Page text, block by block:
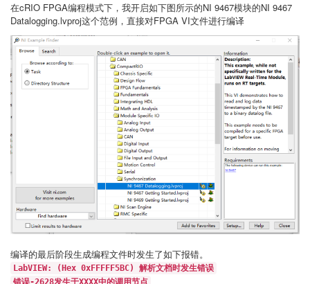
在cRIO FPGA编程模式下，我开启如下图所示的NI 9467模块的NI 9467
Datalogging.lvproj这个范例，直接对FPGA VI文件进行编译
编译的最后阶段生成编程文件时发生了如下报错。
LabVIEW: (Hex 0xFFFFF5BC) 解析文档时发生错误